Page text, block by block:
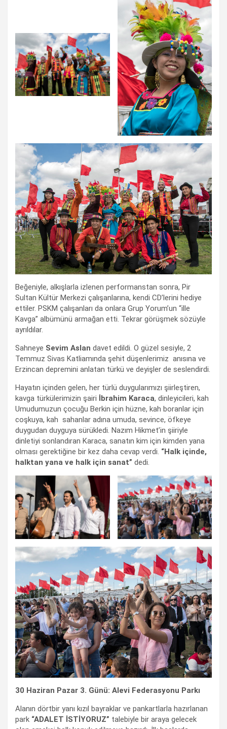
Beğeniyle, alkışlarla izlenen performanstan sonra, Pir
Sultan Kültür Merkezi çalışanlarına, kendi CD’lerini hediye
ettiler. PSKM çalışanları da onlara Grup Yorum’un “ille
Kavga” albümünü armağan etti. Tekrar görüşmek sözüyle
ayrıldılar.
Sahneye Sevim Aslan davet edildi. O güzel sesiyle, 2
Temmuz Sivas Katliamında şehit düşenlerimiz anısına ve
Erzincan depremini anlatan türkü ve deyişler de seslendirdi.
Hayatın içinden gelen, her türlü duygularımızı şiirleştiren,
kavga türkülerimizin şairi İbrahim Karaca, dinleyicileri, kah
Umudumuzun çocuğu Berkin için hüzne, kah boranlar için
coşkuya, kah sahanlar adına umuda, sevince, öfkeye
duygudan duyguya sürükledi. Nazım Hikmet’in şiiriyle
dinletiyi sonlandıran Karaca, sanatın kim için kimden yana
olması gerektiğine bir kez daha cevap verdi. “Halk içinde,
halktan yana ve halk için sanat” dedi.
30 Haziran Pazar 3. Günü: Alevi Federasyonu Parkı
Alanın dörtbir yanı kızıl bayraklar ve pankartlarla hazırlanan
park “ADALET İSTİYORUZ” talebiyle bir araya gelecek